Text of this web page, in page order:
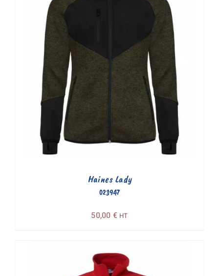
023947
Haines Lady
50,00 € HT